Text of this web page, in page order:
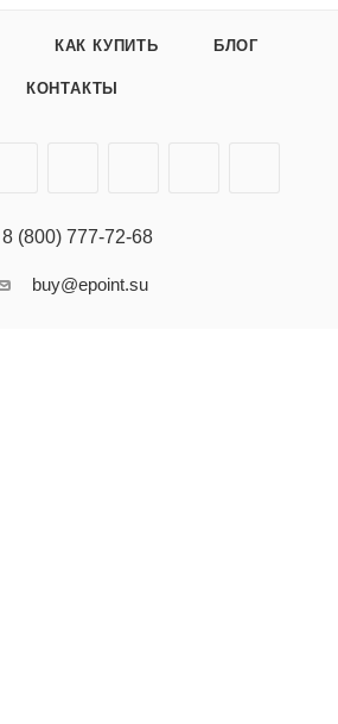
КАК КУПИТЬ БЛОГ
КОНТАКТЫ
8 (800) 777-72-68
buy@epoint.su